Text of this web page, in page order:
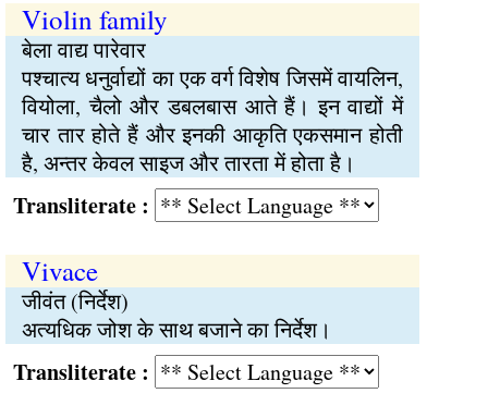
Violin family
बेला वाद्य पारेवार
पश्चात्य धनुर्वाद्यों का एक वर्ग विशेष जिसमें वायलिन,
वियोला, चैलो और डबलबास आते हैं। इन वाद्यों में
चार तार होते हैं और इनकी आकृति एकसमान होती
है, अन्तर केवल साइज और तारता में होता है।
:
Vivace
जीवंत (निर्देश)
अत्यधिक जोश के साथ बजाने का निर्देश।
: